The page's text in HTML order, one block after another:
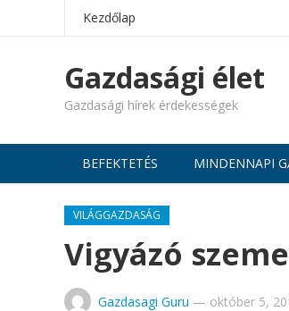
Kezdőlap
Gazdasági élet
Gazdasági hírek érdekességek
BEFEKTETÉS MINDENNAPI
VILÁGGAZDASÁG
Vigyázó
Gazdasagi Guru — október 5,